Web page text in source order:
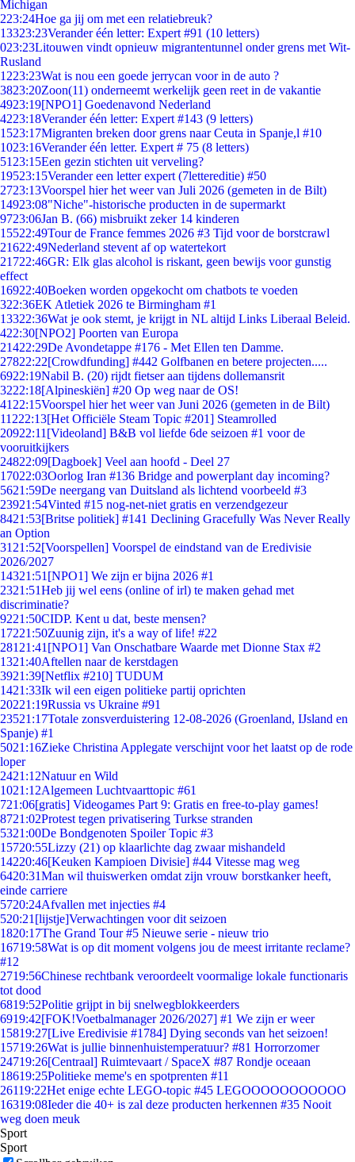
Michigan
223:24Hoe ga jij om met een relatiebreuk?
13323:23Verander één letter: Expert #91 (10 letters)
023:23Litouwen vindt opnieuw migrantentunnel onder grens met Wit-
Rusland
1223:23Wat is nou een goede jerrycan voor in de auto ?
3823:20Zoon(11) onderneemt werkelijk geen reet in de vakantie
4923:19[NPO1] Goedenavond Nederland
4223:18Verander één letter: Expert #143 (9 letters)
1523:17Migranten breken door grens naar Ceuta in Spanje,l #10
1023:16Verander één letter. Expert # 75 (8 letters)
51 23:15Een gezin stichten uit verveling?
19523:15Verander een letter expert (7lettereditie) #50
2723:13Voorspel hier het weer van Juli 2026 (gemeten in de Bilt)
14923:08"Niche"-historische producten in de supermarkt
9723:06Jan B. (66) misbruikt zeker 14 kinderen
15522:49Tour de France femmes 2026 #3 Tijd voor de borstcrawl
21622:49Nederland stevent af op watertekort
21722:46GR: Elk glas alcohol is riskant, geen bewijs voor gunstig
effect
16922:40Boeken worden opgekocht om chatbots te voeden
322:36EK Atletiek 2026 te Birmingham #1
13322:36Wat je ook stemt, je krijgt in NL altijd Links Liberaal Beleid.
422:30[NPO2] Poorten van Europa
21422:29De Avondetappe #176 - Met Ellen ten Damme.
27822:22[Crowdfunding] #442 Golfbanen en betere projecten.....
6922:19Nabil B. (20) rijdt fietser aan tijdens dollemansrit
3222:18[Alpineskiën] #20 Op weg naar de OS!
41 22:15Voorspel hier het weer van Juni 2026 (gemeten in de Bilt)
11222:13[Het Officiële Steam Topic #201] Steamrolled
20922:11 [Videoland] B&B vol liefde 6de seizoen #1 voor de
vooruitkijkers
24822:09[Dagboek] Veel aan hoofd - Deel 27
17022:03Oorlog Iran #136 Bridge and powerplant day incoming?
5621:59De neergang van Duitsland als lichtend voorbeeld #3
23921:54Vinted #15 nog-net-niet gratis en verzendgezeur
8421:53[Britse politiek] #141 Declining Gracefully Was Never Really
an Option
31 21:52[Voorspellen] Voorspel de eindstand van de Eredivisie
2026/2027
14321:51 [NPO1] We zijn er bijna 2026 #1
2321:51Heb jij wel eens (online of irl) te maken gehad met
discriminatie?
9221:50CIDP. Kent u dat, beste mensen?
17221:50Zuunig zijn, it's a way of life! #22
281 21:41 [NPO1] Van Onschatbare Waarde met Dionne Stax #2
1321:40Aftellen naar de kerstdagen
3921:39[Netflix #210] TUDUM
1421:33Ik wil een eigen politieke partij oprichten
20221:19Russia vs Ukraine #91
23521:17Totale zonsverduistering 12-08-2026 (Groenland, IJsland en
Spanje) #1
5021:16Zieke Christina Applegate verschijnt voor het laatst op de rode
loper
2421:12Natuur en Wild
1021:12Algemeen Luchtvaarttopic #61
721:06[gratis] Videogames Part 9: Gratis en free-to-play games!
8721:02Protest tegen privatisering Turkse stranden
5321:00De Bondgenoten Spoiler Topic #3
15720:55Lizzy (21) op klaarlichte dag zwaar mishandeld
14220:46[Keuken Kampioen Divisie] #44 Vitesse mag weg
6420:31Man wil thuiswerken omdat zijn vrouw borstkanker heeft,
einde carriere
5720:24Afvallen met injecties #4
520:21 [lijstje]Verwachtingen voor dit seizoen
1820:17The Grand Tour #5 Nieuwe serie - nieuw trio
16719:58Wat is op dit moment volgens jou de meest irritante reclame?
#12
2719:56Chinese rechtbank veroordeelt voormalige lokale functionaris
tot dood
6819:52Politie grijpt in bij snelwegblokkeerders
6919:42[FOK!Voetbalmanager 2026/2027] #1 We zijn er weer
15819:27[Live Eredivisie #1784] Dying seconds van het seizoen!
15719:26Wat is jullie binnenhuistemperatuur? #81 Horrorzomer
24719:26[Centraal] Ruimtevaart / SpaceX #87 Rondje oceaan
18619:25Politieke meme's en spotprenten #11
26119:22Het enige echte LEGO-topic #45 LEGOOOOOOOOOOO
16319:08Ieder die 40+ is zal deze producten herkennen #35 Nooit
weg doen meuk
Sport
Sport